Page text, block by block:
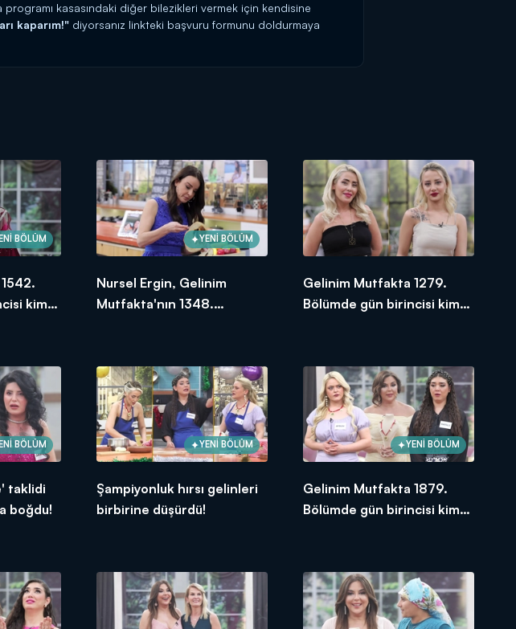
kasasındaki diğer bilezikleri vermek için kendisine
kaparım!" diyorsanız linkteki başvuru formunu doldurmaya
BÖLÜM
kim
YENİ BÖLÜM
Nursel Ergin, Gelinim
Mutfakta'nın 1348.
Gelinim Mutfakta 1279.
Bölümde gün birincisi kim
BÖLÜM
taklidi
boğdu!
YENİ BÖLÜM
Şampiyonluk hırsı gelinleri
birbirine düşürdü!
YENİ BÖLÜM
Gelinim Mutfakta 1879.
Bölümde gün birincisi kim